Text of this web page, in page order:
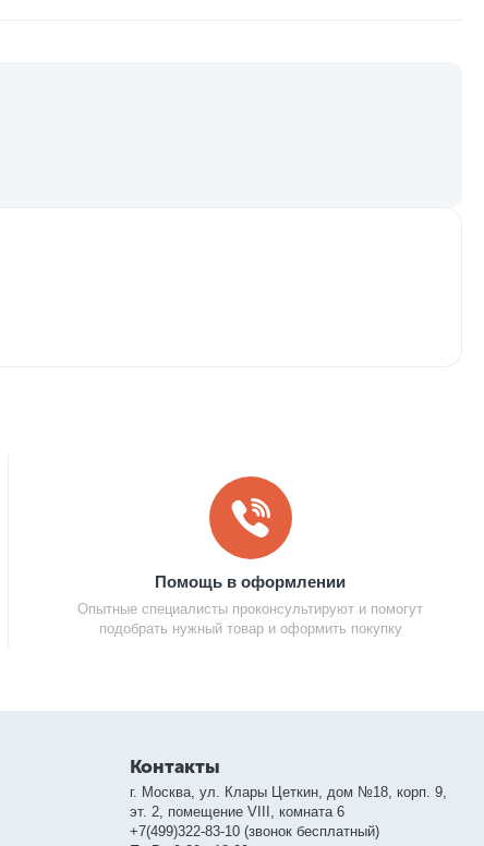
Помощь в оформлении
Опытные специалисты проконсультируют и помогут
подобрать нужный товар и оформить покупку
Контакты
г. Москва, ул. Клары Цеткин, дом №18, корп. 9,
эт. 2, помещение VIII, комната 6
+7(499)322-83-10 (звонок бесплатный)